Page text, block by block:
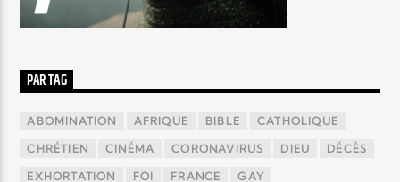
PAR TAG
ABOMINATION AFRIQUE BIBLE CATHOLIQUE
CHRÉTIEN CINÉMA CORONAVIRUS DIEU DÉCÈS
EXHORTATION FOI FRANCE GAY